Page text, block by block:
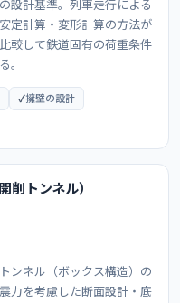
設計基準。列車走行による
定計算・変形計算の方法が
較して鉄道固有の荷重条件
。
擁壁の設計
削トンネル）
ンネル（ボックス構造）の
力を考慮した断面設計・底